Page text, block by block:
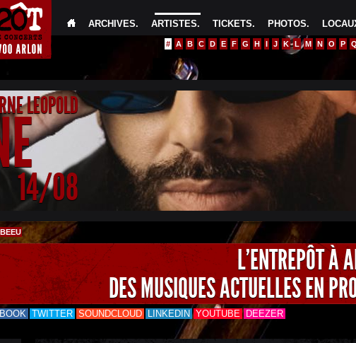
PHOTOS.
TICKETS.
ARTISTES.
ARCHIVES.
# A B C D E F G H I J K L M N O P
LEOPOLD
14/08
L'ENTREPÔT À
DES MUSIQUES ACTUELLES EN
TWITTER SOUNDCLOUD LINKEDIN YOUTUBE DEEZER